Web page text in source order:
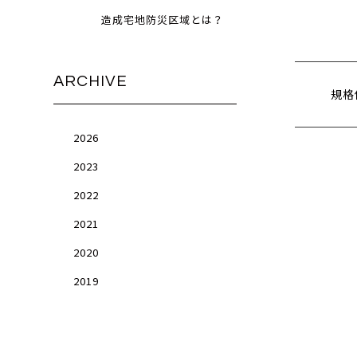
規
造成宅地防災区域とは？
ARCHIVE
2026
2023
2022
2021
2020
2019